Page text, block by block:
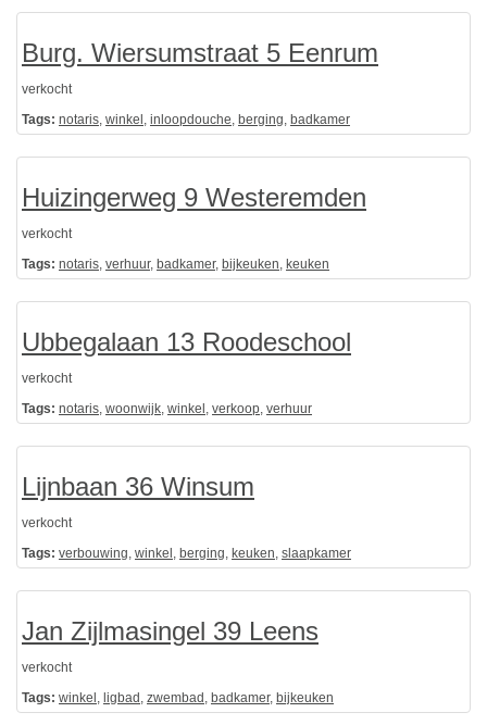
Burg. Wiersumstraat 5 Eenrum
verkocht
Tags: notaris, winkel , inloopdouche, berging, badkamer
Huizingerweg 9 Westeremden
verkocht
Tags: notaris, verhuur, badkamer, bijkeuken, keuken
Ubbegalaan 13 Roodeschool
verkocht
Tags: notaris, woonwijk, winkel , verkoop, verhuur
Lijnbaan 36 Winsum
verkocht
Tags: verbouwing, winkel , berging, keuken, slaapkamer
Jan Zijlmasingel 39 Leens
verkocht
Tags: winkel , ligbad , zwembad , badkamer, bijkeuken